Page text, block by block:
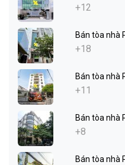
+12
Bán tòa nhà
+18
Bán tòa nhà
+11
Bán tòa nhà
+8
Bán tòa nhà